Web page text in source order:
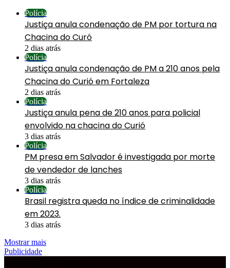
Polícia
Justiça anula condenação de PM por tortura na
Chacina do Curó
2 dias atrás
Polícia
Justiça anula condenação de PM a 210 anos pela
Chacina do Curió em Fortaleza
2 dias atrás
Polícia
Justiça anula pena de 210 anos para policial
envolvido na chacina do Curió
3 dias atrás
Polícia
PM presa em Salvador é investigada por morte
de vendedor de lanches
3 dias atrás
Polícia
Brasil registra queda no índice de criminalidade
em 2023.
3 dias atrás
Mostrar mais
Publicidade